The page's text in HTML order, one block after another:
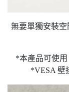
無要單獨安裝
*本產品可使用
*VESA 壁